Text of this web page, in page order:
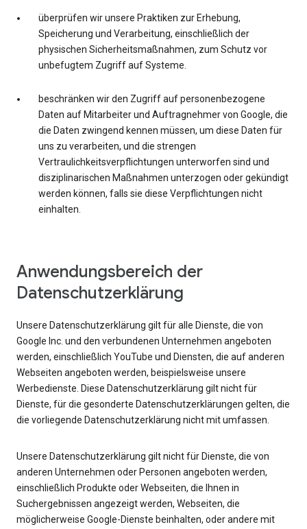
überprüfen wir unsere Praktiken zur Erhebung,
Speicherung und Verarbeitung, einschließlich der
physischen Sicherheitsmaßnahmen, zum Schutz vor
unbefugtem Zugriff auf Systeme.
beschränken wir den Zugriff auf personenbezogene
Daten auf Mitarbeiter und Auftragnehmer von Google, die
die Daten zwingend kennen müssen, um diese Daten für
uns zu verarbeiten, und die strengen
Vertraulichkeitsverpflichtungen unterworfen sind und
disziplinarischen Maßnahmen unterzogen oder gekündigt
werden können, falls sie diese Verpflichtungen nicht
einhalten.
Anwendungsbereich der
Datenschutzerklärung
Unsere Datenschutzerklärung gilt für alle Dienste, die von
Google Inc. und den verbundenen Unternehmen angeboten
werden, einschließlich YouTube und Diensten, die auf anderen
Webseiten angeboten werden, beispielsweise unsere
Werbedienste. Diese Datenschutzerklärung gilt nicht für
Dienste, für die gesonderte Datenschutzerklärungen gelten, die
die vorliegende Datenschutzerklärung nicht mit umfassen.
Unsere Datenschutzerklärung gilt nicht für Dienste, die von
anderen Unternehmen oder Personen angeboten werden,
einschließlich Produkte oder Webseiten, die Ihnen in
Suchergebnissen angezeigt werden, Webseiten, die
möglicherweise Google-Dienste beinhalten, oder andere mit